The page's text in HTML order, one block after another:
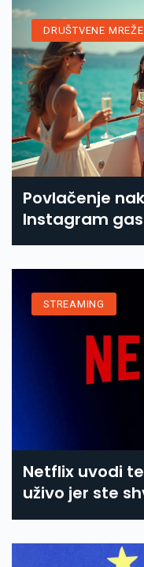
DRUŠTVENE MREŽE
Povlačenje
Instagram
STREAMING
Netflix uvodi
uživo jer ste
gledati